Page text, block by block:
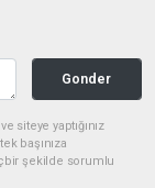
Gonder
siteye yaptığınız
başınıza
şekilde sorumlu